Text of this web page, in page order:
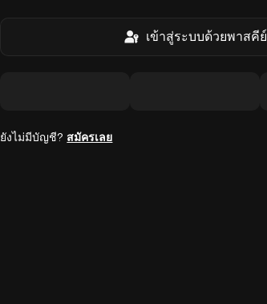
เข้าสู่ระบบด้วยพาสคีย์
ยังไม่มีบัญชี? สมัครเลย